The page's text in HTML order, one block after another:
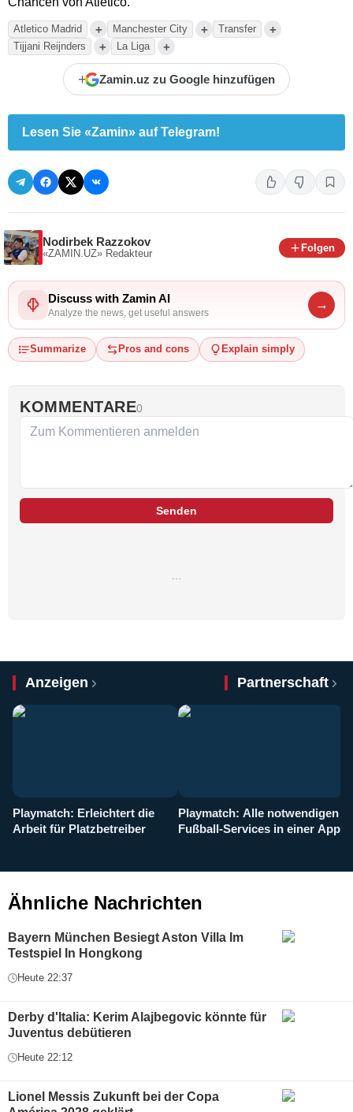
Atletico Madrid + Manchester City + Transfer +
Tijjani Reijnders + La Liga +
+ Zamin.uz zu Google hinzufügen
Lesen Sie «Zamin» auf Telegram!
Nodirbek Razzokov
«ZAMIN.UZ» Redakteur
Folgen
Discuss with Zamin AI
Analyze the news, get useful answers
→
Summarize Pros and cons Explain simply
KOMMENTARE0
Senden
…
Anzeigen Partnerschaft
Playmatch: Erleichtert die
Arbeit für Platzbetreiber
Playmatch: Alle notwendigen
Fußball-Services in einer App
Ähnliche Nachrichten
Bayern München Besiegt Aston Villa Im
Testspiel In Hongkong
Heute 22:37
Derby d'Italia: Kerim Alajbegovic könnte für
Juventus debütieren
Heute 22:12
Lionel Messis Zukunft bei der Copa